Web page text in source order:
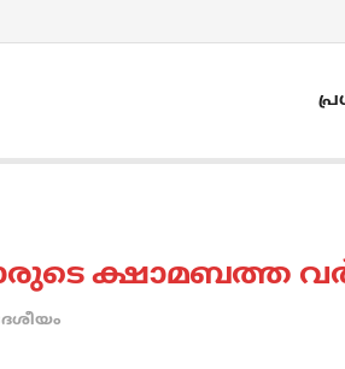
ക്ഷാമബത്ത